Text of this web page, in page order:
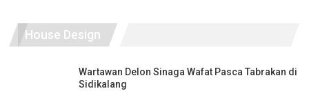
House Design
Wartawan Delon Sinaga Wafat Pasca Tabrakan di
Sidikalang